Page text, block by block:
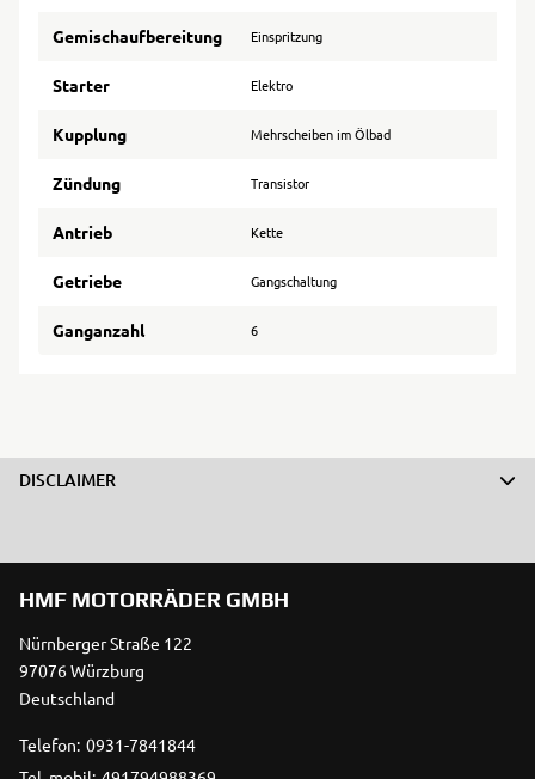
Gemischaufbereitung Einspritzung
Starter Elektro
Kupplung Mehrscheiben im Ölbad
Zündung Transistor
Antrieb Kette
Getriebe Gangschaltung
Ganganzahl 6
DISCLAIMER
HMF MOTORRÄDER GMBH
Nürnberger Straße 122
97076 Würzburg
Deutschland
Telefon: 0931-7841844